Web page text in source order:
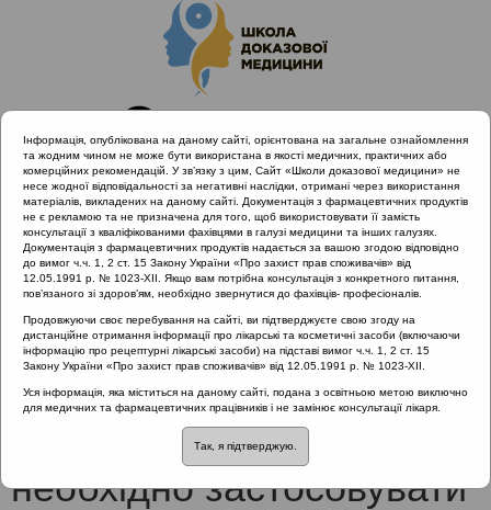
Головна
Проведені заходи
Антибіотикорезистентність при лікуванні загальних
захворювань ЛОР органів як міждисциплінарна проблема.
Фокус: Хронічний ринусинусит (Київ 28.02.2020)
Яку форму Синупрету необхідно застосовувати для
пацієнтів із ХРС та аномаліями ОМК?
Яку форму Синупрету
необхідно застосовувати
Інформація, опублікована на даному сайті, орієнтована на загальне ознайомлення
та жодним чином не може бути використана в якості медичних, практичних або
комерційних рекомендацій. У зв’язку з цим, Сайт «Школи доказової медицини» не
несе жодної відповідальності за негативні наслідки, отримані через використання
матеріалів, викладених на даному сайті. Документація з фармацевтичних продуктів
не є рекламою та не призначена для того, щоб використовувати її замість
консультації з кваліфікованими фахівцями в галузі медицини та інших галузях.
Документація з фармацевтичних продуктів надається за вашою згодою відповідно
до вимог ч.ч. 1, 2 ст. 15 Закону України «Про захист прав споживачів» від
12.05.1991 р. № 1023-XII. Якщо вам потрібна консультація з конкретного питання,
пов’язаного зі здоров’ям, необхідно звернутися до фахівців- професіоналів.
Продовжуючи своє перебування на сайті, ви підтверджуєте свою згоду на
дистанційне отримання інформації про лікарські та косметичні засоби (включаючи
інформацію про рецептурні лікарські засоби) на підставі вимог ч.ч. 1, 2 ст. 15
Закону України «Про захист прав споживачів» від 12.05.1991 р. № 1023-XII.
Уся інформація, яка міститься на даному сайті, подана з освітньою метою виключно
для медичних та фармацевтичних працівників і не замінює консультації лікаря.
Так, я підтверджую.